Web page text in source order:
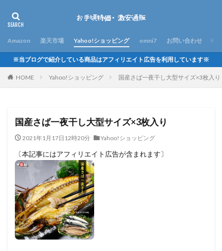
Amazon 楽天市場 Yahoo!ショッピング omni7 お問い合わせ
※当ブログで紹介している商品はアフィリエイト広告を利用しています※
HOME Yahoo!ショッピング 国産さば一夜干し大型サイズ×3枚入り
国産さば一夜干し大型サイズ×3枚入り
2021年1月17日12時20分 Yahoo!ショッピング
〔本記事にはアフィリエイト広告が含まれます〕